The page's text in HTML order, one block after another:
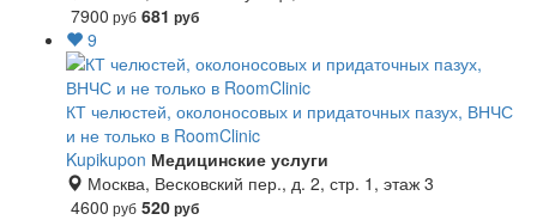
7900 руб 681 руб
9
КТ челюстей, околоносовых и придаточных пазух, ВНЧС
и не только в RoomClinic
Kupikupon Медицинские услуги
Москва, Весковский пер., д. 2, стр. 1, этаж 3
4600 руб 520руб